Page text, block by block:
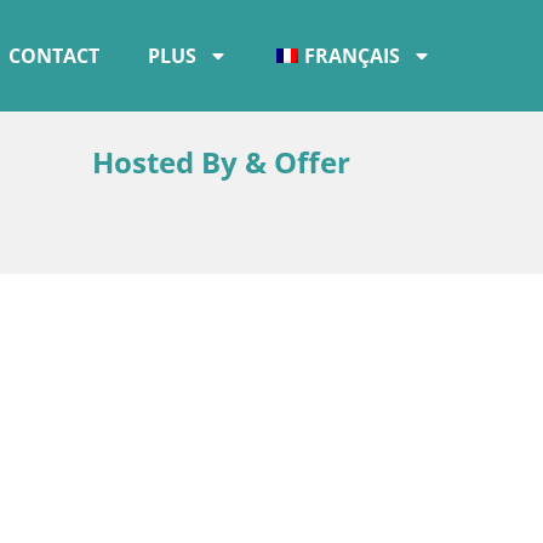
CONTACT PLUS FRANÇAIS
Hosted By & Offer